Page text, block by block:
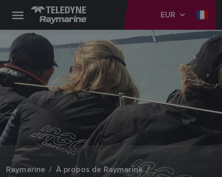
EUR
Raymarine
À propos de Raymarine